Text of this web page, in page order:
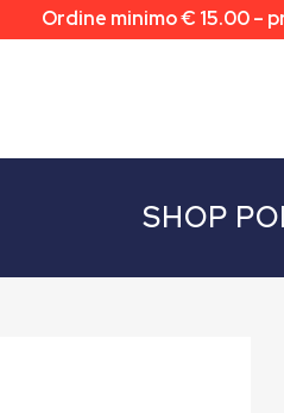
Ordine minimo € 15.00 –
SHOP